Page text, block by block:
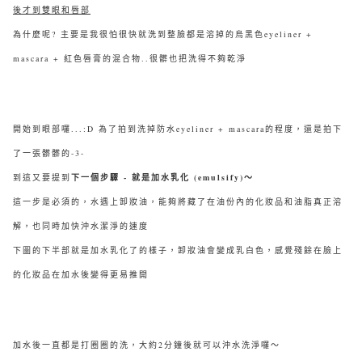
後才到雙眼和唇部
為什麼呢? 主要是我很怕很快就洗到整臉都是溶掉的烏黑色eyeliner +
mascara + 紅色唇膏的混合物..很髒也把洗得不夠乾淨
開始到眼部囉...:D 為了拍到洗掉防水eyeliner + mascara的程度，還是拍下
了一張髒髒的-3-
到這又要提到 下一個步驟 - 就是加水乳化 (emulsify)～
這一步是必須的，水遇上卸妝油，能夠將藏了在油份內的化妝品和油脂真正溶
解 ，也同時加快沖水潔淨的速度
下圖的下半部就是加水乳化了的樣子，卸妝油會變成乳白色，感覺殘餘在臉上
的化妝品在加水後變得更易推開
加水後一直都是打圈圈的洗，大約2分鐘後就可以沖水洗淨囉～